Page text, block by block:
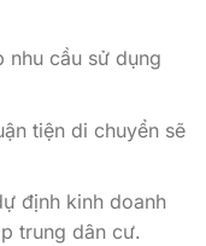
nhu cầu sử dụng
tiện di chuyển sẽ
định kinh doanh
trung dân cư.